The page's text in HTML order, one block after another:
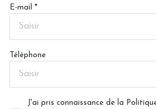
E-mail *
Téléphone
J'ai pris connaissance de la